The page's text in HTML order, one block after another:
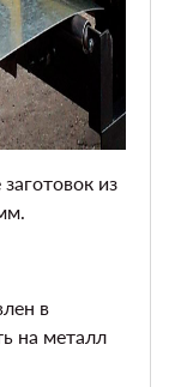
из
в
на металл